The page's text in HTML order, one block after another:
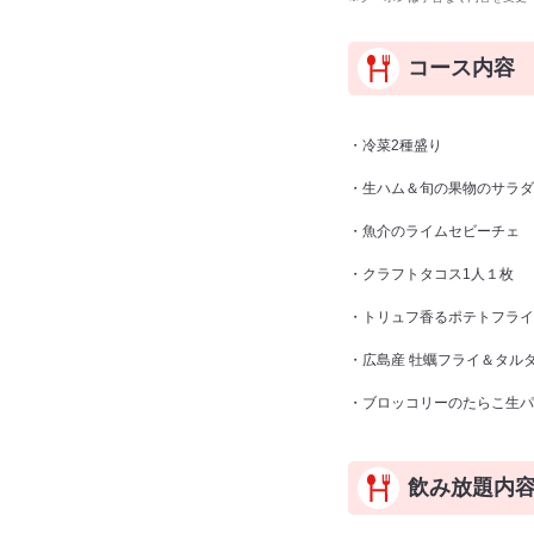
コース内容
・冷菜2種盛り
・生ハム＆旬の果物のサラダ
・魚介のライムセビーチェ
・クラフトタコス1人１枚
・トリュフ香るポテトフライ
・広島産 牡蠣フライ＆タル
・ブロッコリーのたらこ生
飲み放題内